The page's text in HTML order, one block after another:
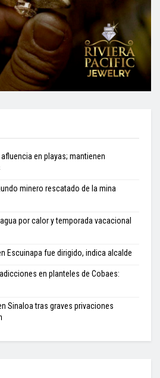
en playas; mantienen
minero rescatado de la mina
por calor y temporada vacacional
Escuinapa fue dirigido, indica alcalde
en planteles de Cobaes:
Sinaloa tras graves privaciones